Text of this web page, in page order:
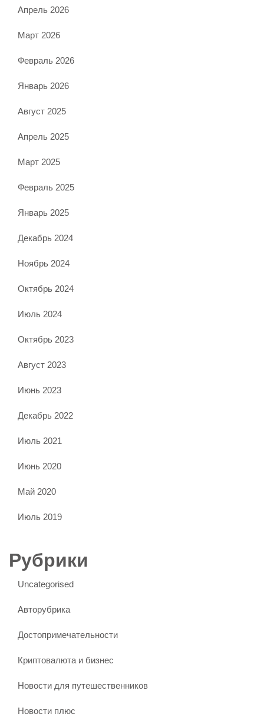
Апрель 2026
Март 2026
Февраль 2026
Январь 2026
Август 2025
Апрель 2025
Март 2025
Февраль 2025
Январь 2025
Декабрь 2024
Ноябрь 2024
Октябрь 2024
Июль 2024
Октябрь 2023
Август 2023
Июнь 2023
Декабрь 2022
Июль 2021
Июнь 2020
Май 2020
Июль 2019
Рубрики
Uncategorised
Авторубрика
Достопримечательности
Криптовалюта и бизнес
Новости для путешественников
Новости плюс